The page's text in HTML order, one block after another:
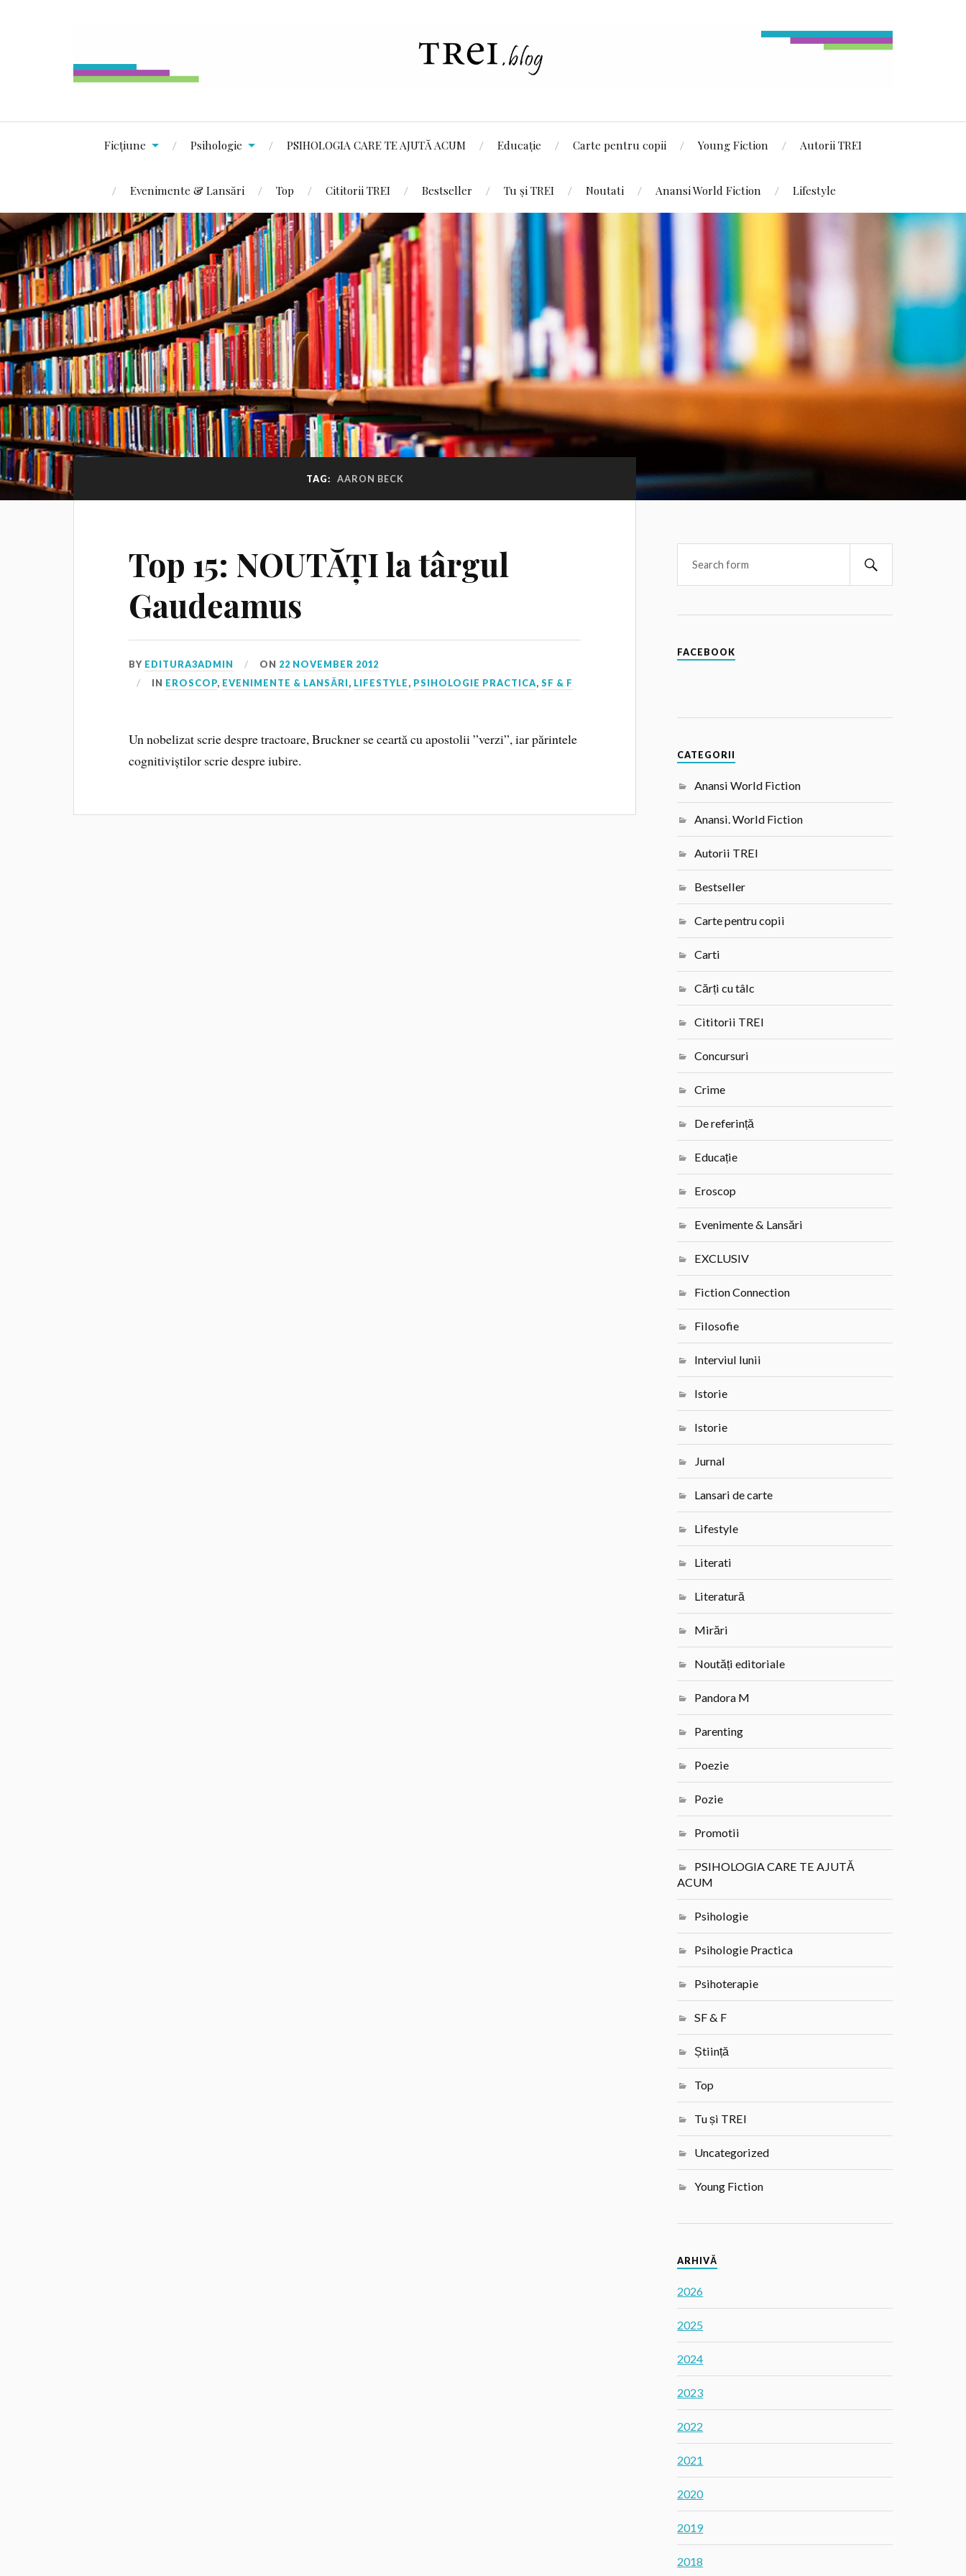
Ficțiune Psihologie PSIHOLOGIA CARE TE AJUTĂ ACUM Educație Carte pentru copii Young Fiction Autorii TREI
Evenimente & Lansări Top Cititorii TREI Bestseller Tu și TREI Noutati Anansi World Fiction Lifestyle
TAG: AARON BECK
Top 15: NOUTĂȚI la târgul
Gaudeamus
BY EDITURA3ADMIN ON 22 NOVEMBER 2012
IN EROSCOP, EVENIMENTE & LANSĂRI, LIFESTYLE, PSIHOLOGIE PRACTICA,SF & F
Un nobelizat scrie despre tractoare, Bruckner se ceartă cu apostolii ”verzi”, iar părintele
cognitiviștilor scrie despre iubire.
FACEBOOK
CATEGORII
Anansi World Fiction
Anansi. World Fiction
Autorii TREI
Bestseller
Carte pentru copii
Carti
Cărți cu tâlc
Cititorii TREI
Concursuri
Crime
De referință
Educație
Eroscop
Evenimente & Lansări
EXCLUSIV
Fiction Connection
Filosofie
Interviul lunii
Istorie
Istorie
Jurnal
Lansari de carte
Lifestyle
Literati
Literatură
Mirări
Noutăți editoriale
Pandora M
Parenting
Poezie
Pozie
Promotii
PSIHOLOGIA CARE TE AJUTĂ
ACUM
Psihologie
Psihologie Practica
Psihoterapie
SF & F
Știință
Top
Tu și TREI
Uncategorized
Young Fiction
ARHIVĂ
2026
2025
2024
2023
2022
2021
2020
2019
2018